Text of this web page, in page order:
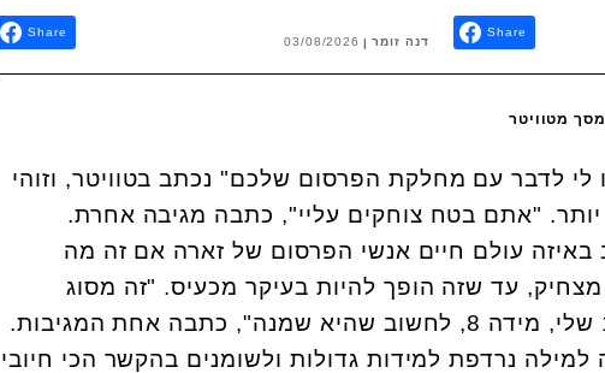
Share
דנה זומר 03/08/2026
Share
מטוויטר
לי לדבר עם מחלקת הפרסום שלכם" נכתב בטוויטר, וזוהי
יותר. "אתם בטח צוחקים עליי", כתבה מגיבה אחרת.
עולם חיים אנשי הפרסום של זארה אם זה מה
עד שזה הופך להיות בעיקר מכעיס. "זה מסוג
הדברים שגורמים לבת ה-15 שלי, מידה 8, לחשוב שהיא שמנה", כתבה אחת המגיבות.
נרדפת למידות גדולות ולשומנים בהקשר הכי חיובי